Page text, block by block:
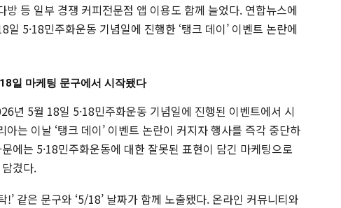
방 등 일부 경쟁 커피전문점 앱 이용도 함께 늘었다. 연합뉴스에
5·18민주화운동 기념일에 진행한 ‘탱크 데이’ 이벤트 논란에
일 마케팅 문구에서 시작됐다
년 5월 18일 5·18민주화운동 기념일에 진행된 이벤트에서 시
는 이날 ‘탱크 데이’ 이벤트 논란이 커지자 행사를 즉각 중단하
에는 5·18민주화운동에 대한 잘못된 표현이 담긴 마케팅으로
겼다.
!’ 같은 문구와 ‘5/18’ 날짜가 함께 노출됐다. 온라인 커뮤니티와